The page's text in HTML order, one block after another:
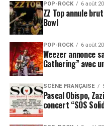
POP-ROCK 6 août
ZZ Top annule
Bowl
POP-ROCK 6 août
Weezer annonce
Gathering” avec
SCÈNE FRANÇAISE
Pascal Obispo,
concert “SOS